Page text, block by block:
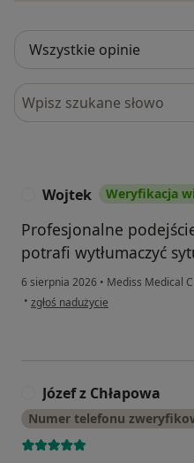
Szukaj w opiniach
Wojtek Weryfikacja
Profesjonalne
potrafi wytłumaczyć
6 sierpnia 2026 • Mediss Medical
• w opinii użytkownika Wojtek
zgłoś nadużycie
Józef z Chłapowa
Numer telefonu